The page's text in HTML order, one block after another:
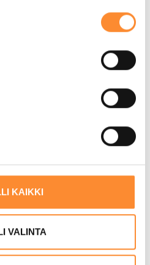
KAIKKI
VALINTA
koulutukset